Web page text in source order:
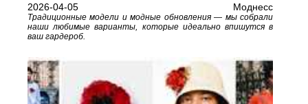
2026-04-05 Моднесс
Традиционные модели и модные обновления — мы собрали
наши любимые варианты, которые идеально впишутся в
ваш гардероб.